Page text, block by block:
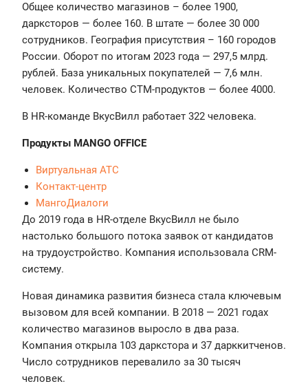
Общее количество магазинов – более 1900,
дарксторов — более 160. В штате — более 30 000
сотрудников. География присутствия – 160 городов
России. Оборот по итогам 2023 года — 297,5 млрд.
рублей. База уникальных покупателей — 7,6 млн.
человек. Количество СТМ-продуктов — более 4000.
В HR-команде ВкусВилл работает 322 человека.
Продукты MANGO OFFICE
Виртуальная АТС
Контакт-центр
МангоДиалоги
До 2019 года в HR-отделе ВкусВилл не было
настолько большого потока заявок от кандидатов
на трудоустройство. Компания использовала CRM-
систему.
Новая динамика развития бизнеса стала ключевым
вызовом для всей компании. В 2018 — 2021 годах
количество магазинов выросло в два раза.
Компания открыла 103 даркстора и 37 дарккитченов​​.
Число сотрудников перевалило за 30 тысяч
человек.